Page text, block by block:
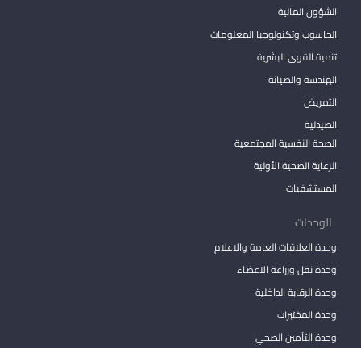
الشؤون المالية
الحاسوب وتكنولوجيا المعلومات
تنمية القوى البشرية
الهندسة والصيانة
التمريض
الصيدلية
الصحة النفسية المجتمعية
الرعاية الصحية الأولية
المستشفيات
الوحدات
وحدة العلاقات العامة والاعلام
وحدة نقل وزراعة الاعضاء
وحدة الرقابة الداخلية
وحدة المختبرات
وحدة التأمين الصحي